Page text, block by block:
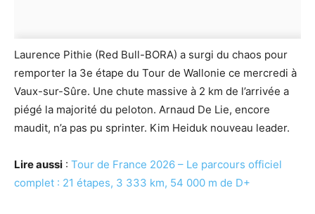
Laurence Pithie (Red Bull-BORA) a surgi du chaos pour
remporter la 3e étape du Tour de Wallonie ce mercredi à
Vaux-sur-Sûre. Une chute massive à 2 km de l’arrivée a
piégé la majorité du peloton. Arnaud De Lie, encore
maudit, n’a pas pu sprinter. Kim Heiduk nouveau leader.
Lire aussi : Tour de France 2026 – Le parcours officiel
complet : 21 étapes, 3 333 km, 54 000 m de D+